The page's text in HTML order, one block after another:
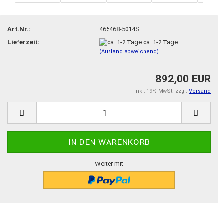
Art.Nr.:
465468-5014S
Lieferzeit:
ca. 1-2 Tage
(Ausland abweichend)
892,00 EUR
inkl. 19% MwSt. zzgl. Versand
Weiter mit